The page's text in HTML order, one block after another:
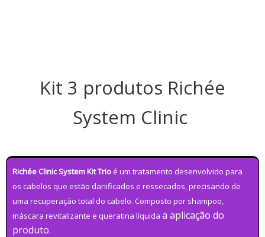
Kit 3 produtos Richée
System Clinic
Richée Clinic System Kit Trio é um tratamento desenvolvido para
os cabelos que estão danificados e ressecados, precisando de
uma recuperação total do cabelo. Composto por shampoo,
máscara revitalizante e queratina líquida a aplicação do
produto.